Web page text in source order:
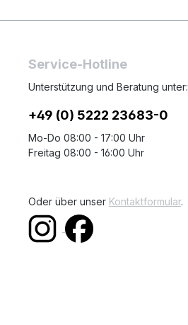
Service-Hotline
Unterstützung und Beratung unter:
+49 (0) 5222 23683-0
Mo-Do 08:00 - 17:00 Uhr
Freitag 08:00 - 16:00 Uhr
Oder über unser Kontaktformular.